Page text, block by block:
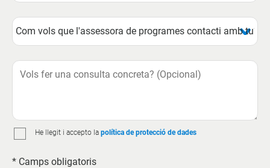
He llegit i accepto la política de protecció de dades
* Camps obligatoris